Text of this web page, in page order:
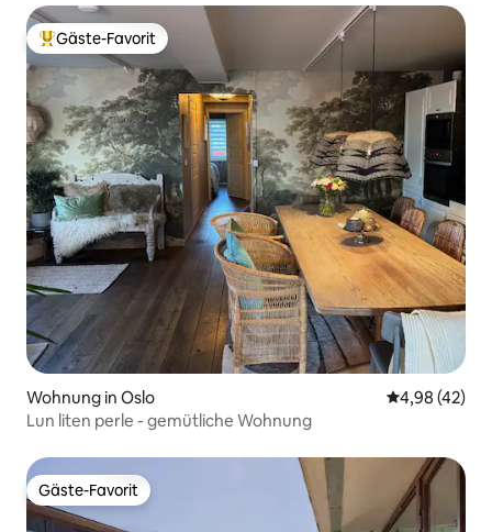
Beliebter Gäste-Favorit.
Gäste-Favorit
Wohnung in Oslo
4,98 (42)
Lun liten perle - gemütliche Wohnung
Gäste-Favorit
Gäste-Favorit